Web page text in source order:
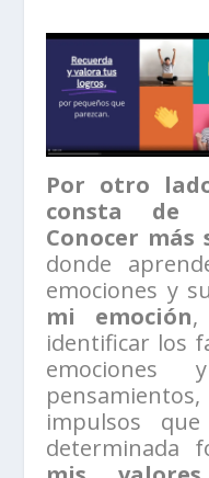
Por otro
consta de
Conocer más
donde
emociones y
mi emoción,
identificar los
impulsos
determinada